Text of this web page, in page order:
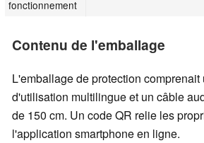
fonctionnement
Contenu de l'emballage
L'emballage de protection comprenait
d'utilisation multilingue et un câble
de 150 cm. Un code QR relie les
l'application smartphone en ligne.